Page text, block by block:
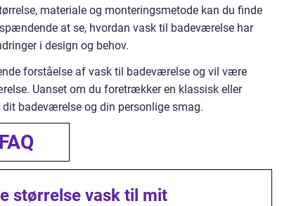
materiale og monteringsmetode kan du finde
at se, hvordan vask til badeværelse har
i design og behov.
forståelse af vask til badeværelse og vil være
Uanset om du foretrækker en klassisk eller
dit badeværelse og din personlige smag.
FAQ
størrelse vask til mit